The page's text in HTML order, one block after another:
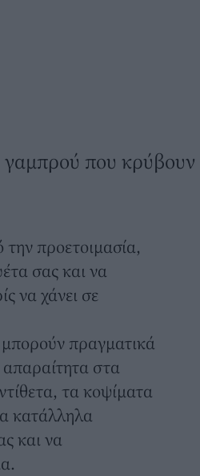
που κρύβουν
την προετοιμασία,
σας και να
να χάνει σε
πραγματικά
στα
τα κοψίματα
κατάλληλα
και να